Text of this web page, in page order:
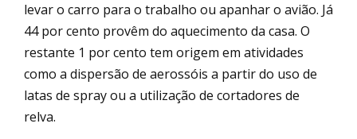
levar o carro para o trabalho ou apanhar o avião. Já
44 por cento provêm do aquecimento da casa. O
restante 1 por cento tem origem em atividades
como a dispersão de aerossóis a partir do uso de
latas de spray ou a utilização de cortadores de
relva.